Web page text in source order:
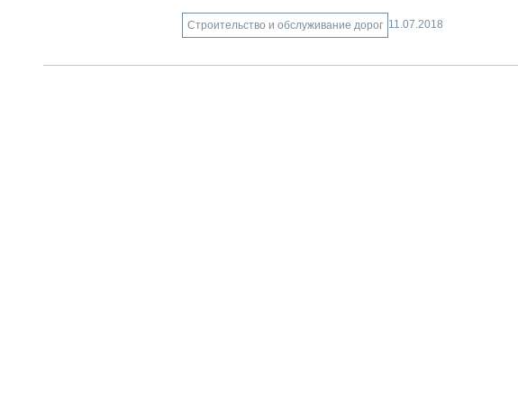
Строительство и обслуживание дорог 11.07.2018